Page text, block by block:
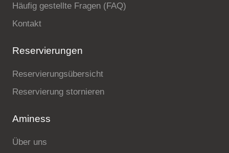
Häufig gestellte Fragen (FAQ)
Kontakt
Reservierungen
Reservierungsübersicht
Reservierung stornieren
Aminess
Über uns